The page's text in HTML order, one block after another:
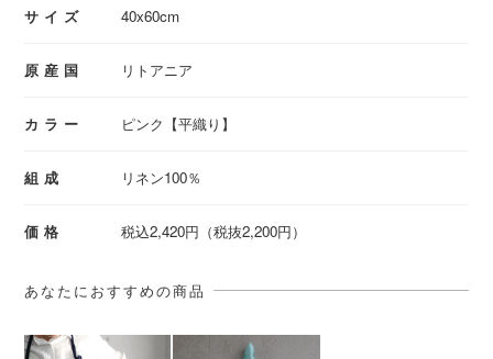
サイズ 40x60cm
原産国 リトアニア
カラー ピンク【平織り】
組成 リネン100％
価格 税込2,420円（税抜2,200円）
あなたにおすすめの商品